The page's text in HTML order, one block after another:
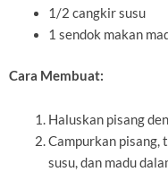
1/2 cangkir susu
1 sendok makan
Cara Membuat:
Haluskan pisang
Campurkan pisang,
susu, dan madu